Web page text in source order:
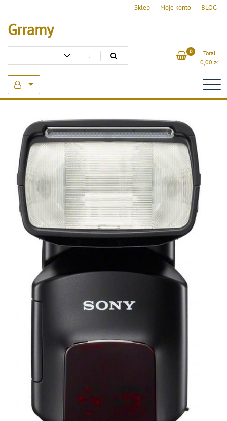
to
content
Sklep Moje konto BLOG
Grramy
0
Total
0,00 zł